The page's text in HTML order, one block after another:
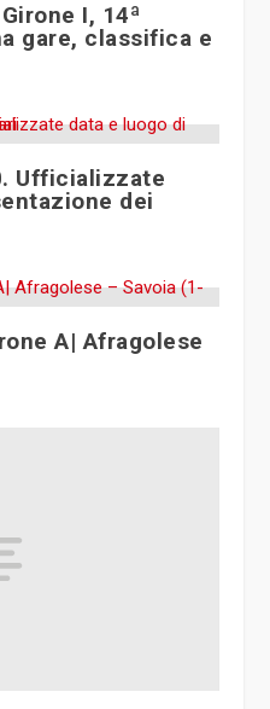
I, 14ª
gare, classifica e
Ufficializzate
dei
A| Afragolese